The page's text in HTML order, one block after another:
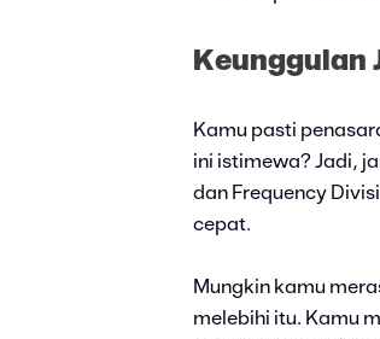
Keunggulan
Kamu pasti
ini istimewa? Jadi,
dan Frequency
cepat.
Mungkin kamu
melebihi itu. Kamu